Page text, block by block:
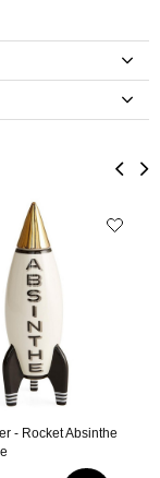
- Rocket Absinthe